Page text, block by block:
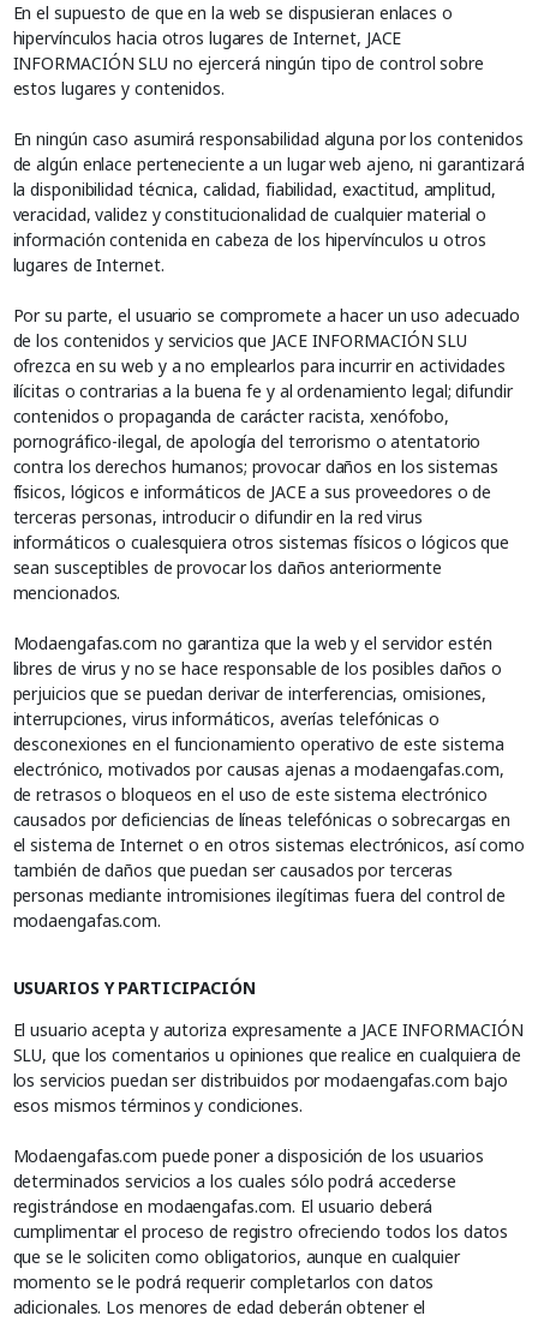
En el supuesto de que en la web se dispusieran enlaces o
hipervínculos hacia otros lugares de Internet, JACE
INFORMACIÓN SLU no ejercerá ningún tipo de control sobre
estos lugares y contenidos.
En ningún caso asumirá responsabilidad alguna por los contenidos
de algún enlace perteneciente a un lugar web ajeno, ni garantizará
la disponibilidad técnica, calidad, fiabilidad, exactitud, amplitud,
veracidad, validez y constitucionalidad de cualquier material o
información contenida en cabeza de los hipervínculos u otros
lugares de Internet.
Por su parte, el usuario se compromete a hacer un uso adecuado
de los contenidos y servicios que JACE INFORMACIÓN SLU
ofrezca en su web y a no emplearlos para incurrir en actividades
ilícitas o contrarias a la buena fe y al ordenamiento legal; difundir
contenidos o propaganda de carácter racista, xenófobo,
pornográfico-ilegal, de apología del terrorismo o atentatorio
contra los derechos humanos; provocar daños en los sistemas
físicos, lógicos e informáticos de JACE a sus proveedores o de
terceras personas, introducir o difundir en la red virus
informáticos o cualesquiera otros sistemas físicos o lógicos que
sean susceptibles de provocar los daños anteriormente
mencionados.
Modaengafas.com no garantiza que la web y el servidor estén
libres de virus y no se hace responsable de los posibles daños o
perjuicios que se puedan derivar de interferencias, omisiones,
interrupciones, virus informáticos, averías telefónicas o
desconexiones en el funcionamiento operativo de este sistema
electrónico, motivados por causas ajenas a modaengafas.com,
de retrasos o bloqueos en el uso de este sistema electrónico
causados por deficiencias de líneas telefónicas o sobrecargas en
el sistema de Internet o en otros sistemas electrónicos, así como
también de daños que puedan ser causados por terceras
personas mediante intromisiones ilegítimas fuera del control de
modaengafas.com.
USUARIOS Y PARTICIPACIÓN
El usuario acepta y autoriza expresamente a JACE INFORMACIÓN
SLU, que los comentarios u opiniones que realice en cualquiera de
los servicios puedan ser distribuidos por modaengafas.com bajo
esos mismos términos y condiciones.
Modaengafas.com puede poner a disposición de los usuarios
determinados servicios a los cuales sólo podrá accederse
registrándose en modaengafas.com. El usuario deberá
cumplimentar el proceso de registro ofreciendo todos los datos
que se le soliciten como obligatorios, aunque en cualquier
momento se le podrá requerir completarlos con datos
adicionales. Los menores de edad deberán obtener el